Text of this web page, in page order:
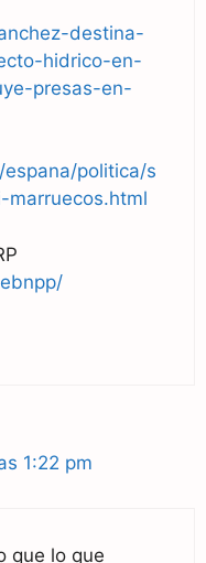
destina-
hidrico-en-
presas-en-
politica/s
1:22 pm
que lo que